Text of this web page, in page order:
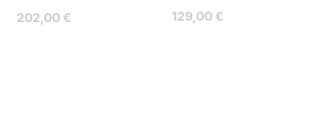
Hinta
202,00 € Hinta
129,00 €